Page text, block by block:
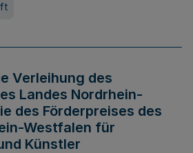
Verleihung des
Landes Nordrhein-
des Förderpreises des
Westfalen für
Künstler